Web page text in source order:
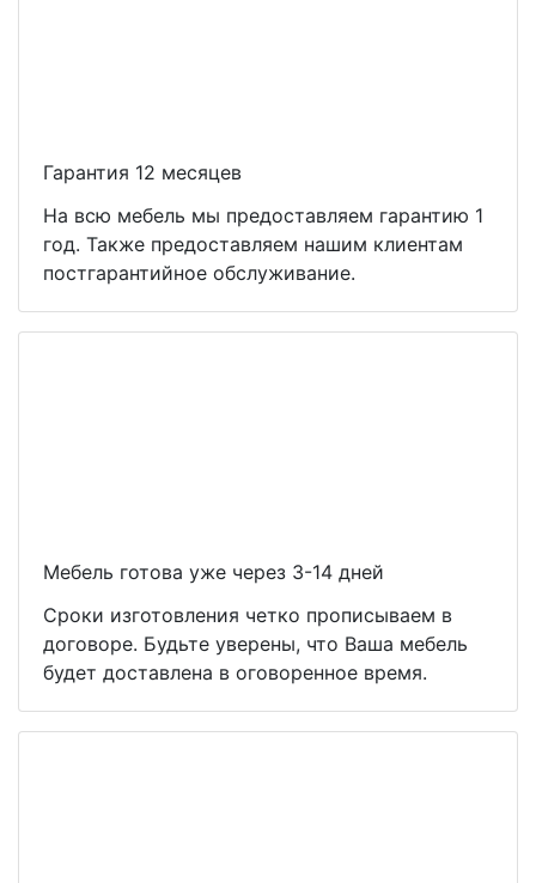
Гарантия 12 месяцев
На всю мебель мы предоставляем гарантию 1
год. Также предоставляем нашим клиентам
постгарантийное обслуживание.
Мебель готова уже через 3-14 дней
Сроки изготовления четко прописываем в
договоре. Будьте уверены, что Ваша мебель
будет доставлена в оговоренное время.